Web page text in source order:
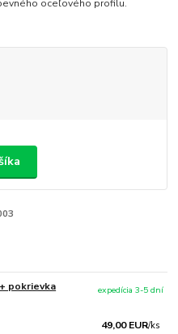
oceľového profilu.
pokrievka
49,00 EUR/ks
expedícia 3-5 dní